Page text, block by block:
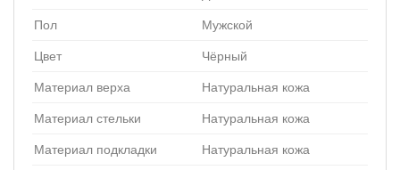
Пол Мужской
Цвет Чёрный
Материал верха Натуральная кожа
Материал стельки Натуральная кожа
Материал подкладки Натуральная кожа